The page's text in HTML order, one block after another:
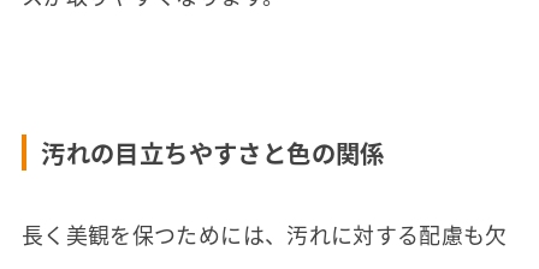
汚れの目立ちやすさと色の関係
長く美観を保つためには、汚れに対する配慮も欠